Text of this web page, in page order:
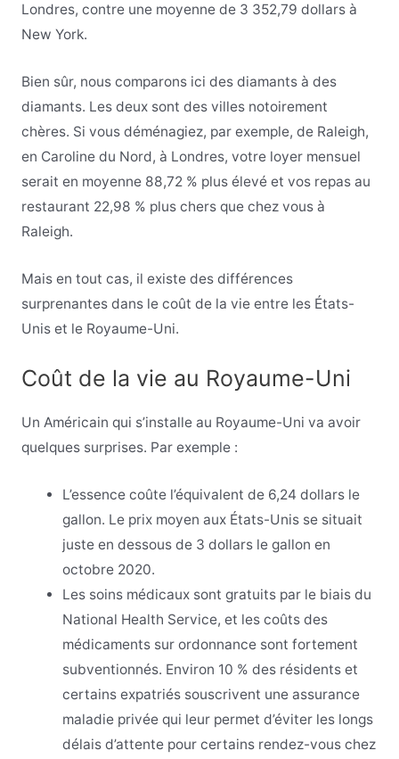
Londres, contre une moyenne de 3 352,79 dollars à
New York.
Bien sûr, nous comparons ici des diamants à des
diamants. Les deux sont des villes notoirement
chères. Si vous déménagiez, par exemple, de Raleigh,
en Caroline du Nord, à Londres, votre loyer mensuel
serait en moyenne 88,72 % plus élevé et vos repas au
restaurant 22,98 % plus chers que chez vous à
Raleigh.
Mais en tout cas, il existe des différences
surprenantes dans le coût de la vie entre les États-
Unis et le Royaume-Uni.
Coût de la vie au Royaume-Uni
Un Américain qui s’installe au Royaume-Uni va avoir
quelques surprises. Par exemple :
L’essence coûte l’équivalent de 6,24 dollars le
gallon. Le prix moyen aux États-Unis se situait
juste en dessous de 3 dollars le gallon en
octobre 2020.
Les soins médicaux sont gratuits par le biais du
National Health Service, et les coûts des
médicaments sur ordonnance sont fortement
subventionnés. Environ 10 % des résidents et
certains expatriés souscrivent une assurance
maladie privée qui leur permet d’éviter les longs
délais d’attente pour certains rendez-vous chez